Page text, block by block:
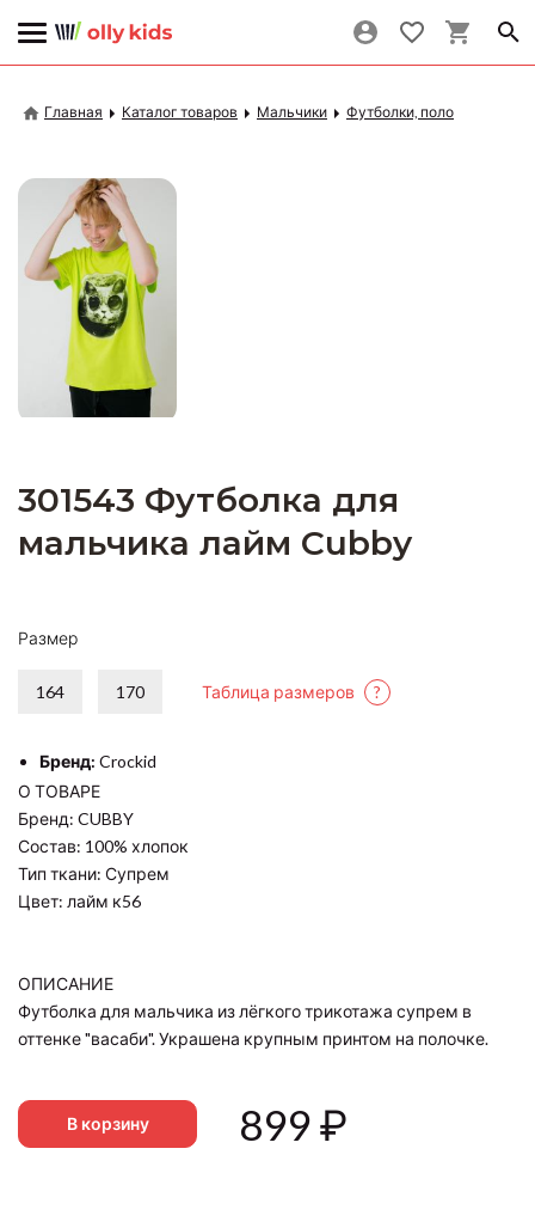
Главная Каталог товаров Мальчики Футболки, поло
301543 Футболка для
мальчика лайм Cubby
Размер
164 170 Таблица размеров ?
Бренд: Crockid
О ТОВАРЕ
Бренд: CUBBY
Состав: 100% хлопок
Тип ткани: Супрем
Цвет: лайм к56
ОПИСАНИЕ
Футболка для мальчика из лёгкого трикотажа супрем в
оттенке "васаби". Украшена крупным принтом на полочке.
В корзину 899₽